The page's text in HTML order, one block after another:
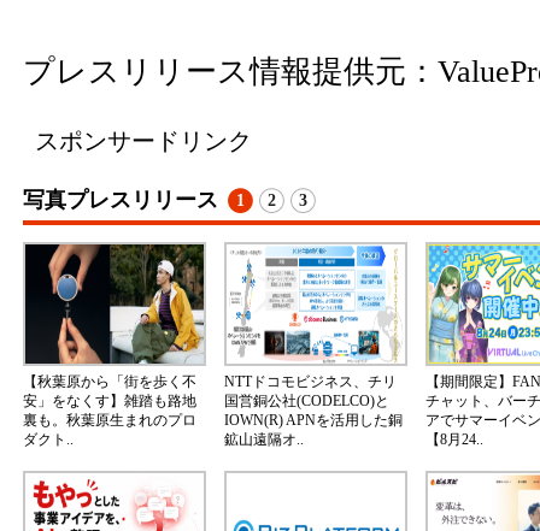
プレスリリース情報提供元：
スポンサードリンク
写真プレスリリース 1 2 3
【秋葉原から「街を歩く不
安」をなくす】雑踏も路地
裏も。秋葉原生まれのプロ
ダクト..
NTTドコモビジネス、チリ
国営銅公社(CODELCO)と
IOWN(R) APNを活用した銅
鉱山遠隔オ..
【期間限定】
チャット、バー
アでサマーイベ
【8月24..